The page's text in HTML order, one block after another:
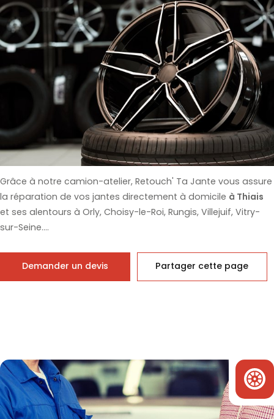
Grâce à notre camion-atelier, Retouch' Ta Jante vous assure
la réparation de vos jantes directement à domicile à Thiais
et ses alentours à Orly, Choisy-le-Roi, Rungis, Villejuif, Vitry-
sur-Seine....
Demander un devis Partager cette page